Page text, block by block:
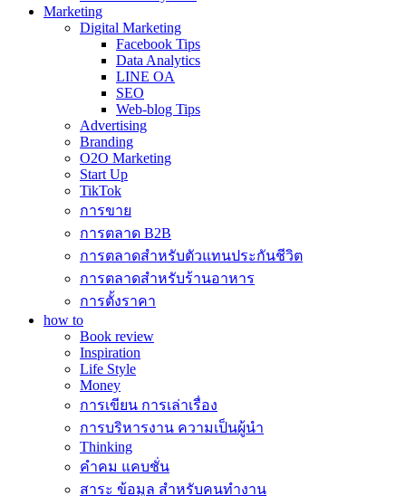
Marketing
Digital Marketing
Facebook Tips
Data Analytics
LINE OA
SEO
Web-blog Tips
Advertising
Branding
O2O Marketing
Start Up
TikTok
การขาย
การตลาด B2B
การตลาดสำหรับตัวแทนประกันชีวิต
การตลาดสำหรับร้านอาหาร
การตั้งราคา
how to
Book review
Inspiration
Life Style
Money
การเขียน การเล่าเรื่อง
การบริหารงาน ความเป็นผู้นำ
Thinking
คำคม แคบชั่น
สาระ ข้อมูล สำหรับคนทำงาน